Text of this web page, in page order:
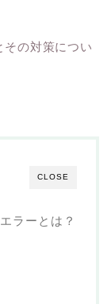
その対策につい
CLOSE
ラーとは？